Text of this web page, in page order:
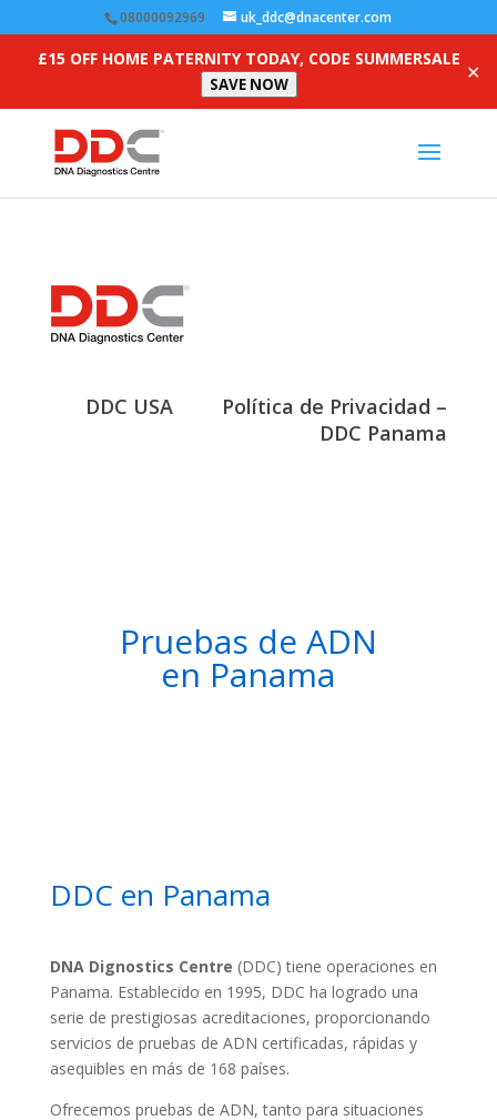
08000092969 uk_ddc@dnacenter.com
£15 OFF HOME PATERNITY TODAY, CODE SUMMERSALE
SAVE NOW
✕
DDC USA
Política de Privacidad –
DDC Panama
Pruebas de ADN
en Panama
DDC en Panama
DNA Dignostics Centre (DDC) tiene operaciones en
Panama. Establecido en 1995, DDC ha logrado una
serie de prestigiosas acreditaciones, proporcionando
servicios de pruebas de ADN certificadas, rápidas y
asequibles en más de 168 países.
Ofrecemos pruebas de ADN, tanto para situaciones